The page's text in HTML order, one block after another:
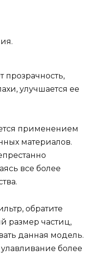
прозрачность,
улучшается ее
применением
материалов.
все более
обратите
размер частиц,
данная модель.
более